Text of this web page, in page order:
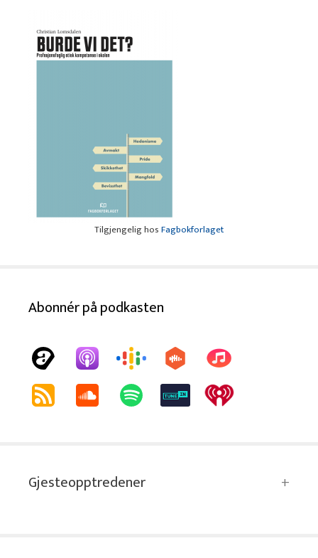
Tilgjengelig hosFagbokforlaget
Abonnér på podkasten
Gjesteopptredener